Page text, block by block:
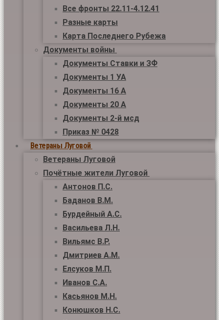
Все фронты 22.11-4.12.41
Разные карты
Карта Последнего Рубежа
Документы войны
Документы Ставки и ЗФ
Документы 1 УА
Документы 16 А
Документы 20 А
Документы 2-й мсд
Приказ № 0428
Ветераны Луговой
Ветераны Луговой
Почётные жители Луговой
Антонов П.С.
Баданов В.М.
Бурдейный А.С.
Васильева Л.Н.
Вильямс В.Р.
Дмитриев А.М.
Елсуков М.П.
Иванов С.А.
Касьянов М.Н.
Конюшков Н.С.